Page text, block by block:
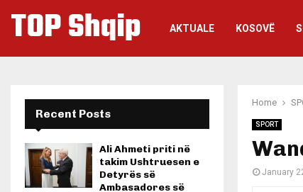
TOP Shqip AKTUALE KOSOVË
Home
SPORT
January
Recent Posts
Ali Ahmeti priti në
takim Ushtruesen e
Detyrës së
Ambasadores së